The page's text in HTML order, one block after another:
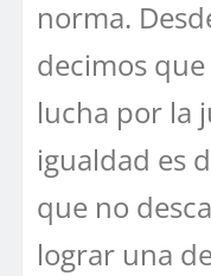
norma.
decimos
lucha por la
igualdad es
que no
lograr una